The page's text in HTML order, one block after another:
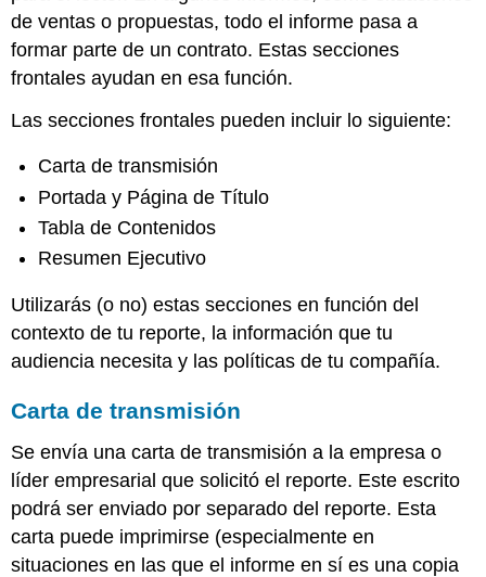
de ventas o propuestas, todo el informe pasa a
formar parte de un contrato. Estas secciones
frontales ayudan en esa función.
Las secciones frontales pueden incluir lo siguiente:
Carta de transmisión
Portada y Página de Título
Tabla de Contenidos
Resumen Ejecutivo
Utilizarás (o no) estas secciones en función del
contexto de tu reporte, la información que tu
audiencia necesita y las políticas de tu compañía.
Carta de transmisión
Se envía una carta de transmisión a la empresa o
líder empresarial que solicitó el reporte. Este escrito
podrá ser enviado por separado del reporte. Esta
carta puede imprimirse (especialmente en
situaciones en las que el informe en sí es una copia